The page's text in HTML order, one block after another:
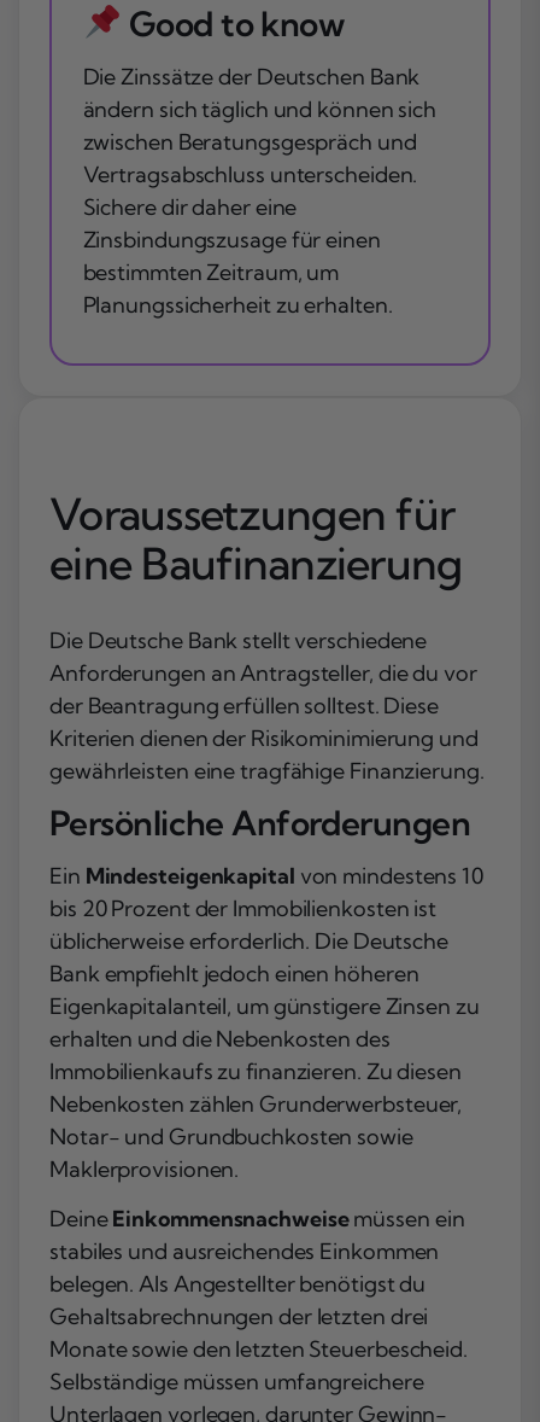
Good to know
Die Zinssätze der Deutschen Bank
ändern sich täglich und können sich
zwischen Beratungsgespräch und
Vertragsabschluss unterscheiden.
Sichere dir daher eine
Zinsbindungszusage für einen
bestimmten Zeitraum, um
Planungssicherheit zu erhalten.
Voraussetzungen für
eine Baufinanzierung
Die Deutsche Bank stellt verschiedene
Anforderungen an Antragsteller, die du vor
der Beantragung erfüllen solltest. Diese
Kriterien dienen der Risikominimierung und
gewährleisten eine tragfähige Finanzierung.
Persönliche Anforderungen
Ein Mindesteigenkapital von mindestens 10
bis 20 Prozent der Immobilienkosten ist
üblicherweise erforderlich. Die Deutsche
Bank empfiehlt jedoch einen höheren
Eigenkapitalanteil, um günstigere Zinsen zu
erhalten und die Nebenkosten des
Immobilienkaufs zu finanzieren. Zu diesen
Nebenkosten zählen Grunderwerbsteuer,
Notar- und Grundbuchkosten sowie
Maklerprovisionen.
DeineEinkommensnachweisemüssen ein
stabiles und ausreichendes Einkommen
belegen. Als Angestellter benötigst du
Gehaltsabrechnungen der letzten drei
Monate sowie den letzten Steuerbescheid.
Selbständige müssen umfangreichere
Unterlagen vorlegen, darunter Gewinn-